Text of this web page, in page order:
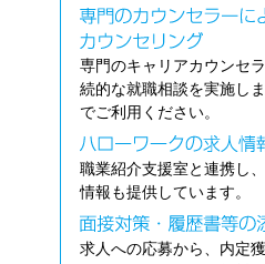
専門のキャリアカウンセ
続的な就職相談を実施し
でご利用ください。
職業紹介支援室と連携し
情報も提供しています。
求人への応募から、内定